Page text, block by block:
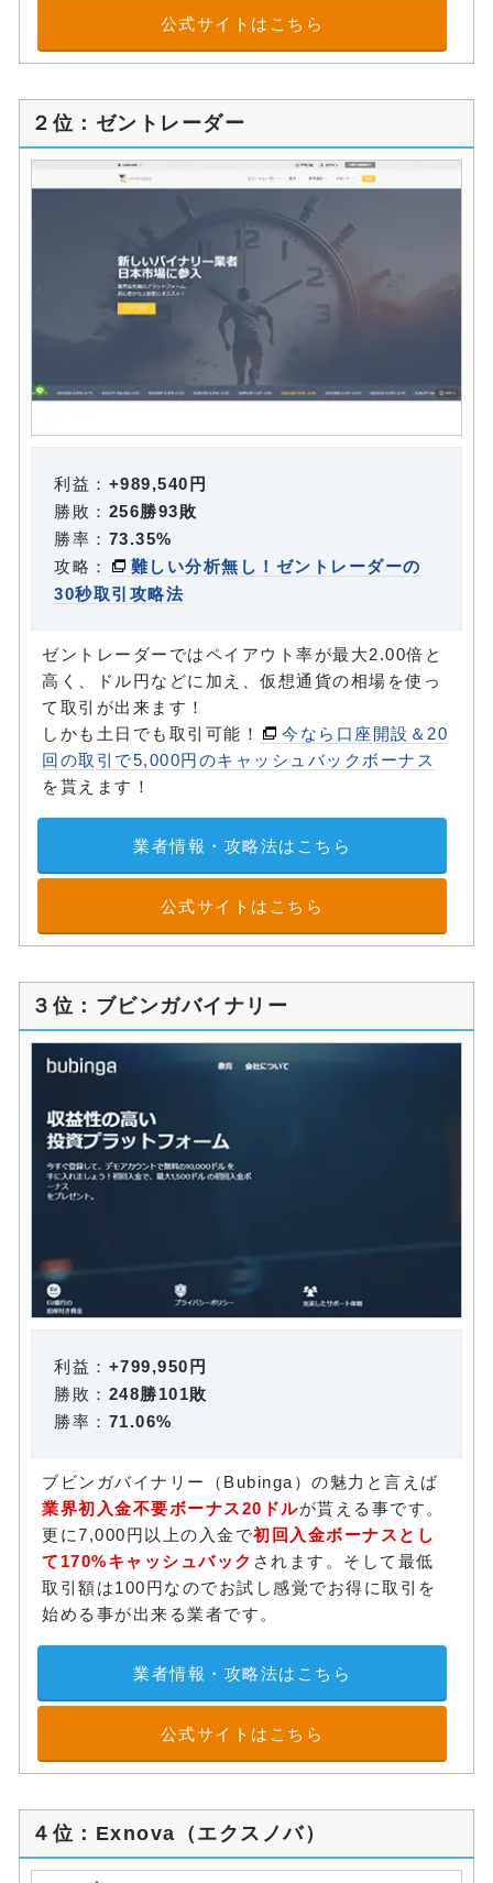
公式サイトはこちら
２位：ゼントレーダー
利益： +989,540円
勝敗： 256勝93敗
勝率： 73.35%
攻略：
難しい分析無し！ゼントレーダーの
30秒取引攻略法
ゼントレーダーではペイアウト率が最大2.00倍と
高く、ドル円などに加え、仮想通貨の相場を使っ
て取引が出来ます！
しかも土日でも取引可能！
今なら口座開設＆20
回の取引で5,000円のキャッシュバックボーナス
を貰えます！
業者情報・攻略法はこちら
公式サイトはこちら
３位：ブビンガバイナリー
利益： +799,950円
勝敗： 248勝101敗
勝率： 71.06%
ブビンガバイナリー（Bubinga）の魅力と言えば
業界初入金不要ボーナス20ドルが貰える事です。
更に7,000円以上の入金で初回入金ボーナスとし
て170%キャッシュバック されます。そして最低
取引額は100円なのでお試し感覚でお得に取引を
始める事が出来る業者です。
業者情報・攻略法はこちら
公式サイトはこちら
４位：Exnova（エクスノバ）